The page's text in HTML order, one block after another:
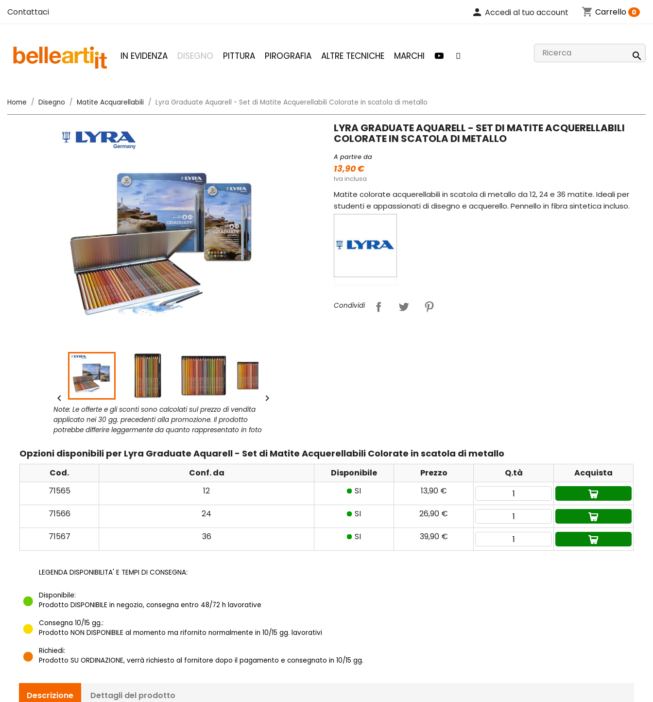
Contattaci person Accedi al tuo account shopping_cart Carrello 0
IN EVIDENZA DISEGNO PITTURA PIROGRAFIA ALTRE TECNICHE MARCHI 
Home Disegno Matite Acquarellabili Lyra Graduate Aquarell - Set di Matite Acquerellabili Colorate in scatola di metallo
 
Note: Le offerte e gli sconti sono calcolati sul prezzo di vendita
applicato nei 30 gg. precedenti alla promozione. Il prodotto
potrebbe differire leggermente da quanto rappresentato in foto
LYRA GRADUATE AQUARELL - SET DI MATITE ACQUERELLABILI
COLORATE IN SCATOLA DI METALLO
A partire da
13,90 €
Iva inclusa
Matite colorate acquerellabili in scatola di metallo da 12, 24 e 36 matite. Ideali per
studenti e appassionati di disegno e acquerello. Pennello in fibra sintetica incluso.
Condividi
Opzioni disponibili per Lyra Graduate Aquarell - Set di Matite Acquerellabili Colorate in scatola di metallo
Cod. Conf. da Disponibile Prezzo Q.tà
Acquista
71565
12 SI 13,90 €
71566 24 SI 26,90 €
71567 36 SI 39,90 €
LEGENDA DISPONIBILITA' E TEMPI DI CONSEGNA:
Disponibile:
Prodotto DISPONIBILE in negozio, consegna entro 48/72 h lavorative
Consegna 10/15 gg.:
Prodotto NON DISPONIBILE al momento ma rifornito normalmente in 10/15 gg. lavorativi
Richiedi:
Prodotto SU ORDINAZIONE, verrà richiesto al fornitore dopo il pagamento e consegnato in 10/15 gg.
Descrizione Dettagli del prodotto